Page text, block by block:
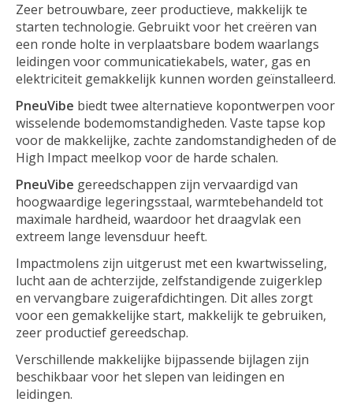
Zeer betrouwbare, zeer productieve, makkelijk te
starten technologie. Gebruikt voor het creëren van
een ronde holte in verplaatsbare bodem waarlangs
leidingen voor communicatiekabels, water, gas en
elektriciteit gemakkelijk kunnen worden geïnstalleerd.
PneuVibe biedt twee alternatieve kopontwerpen voor
wisselende bodemomstandigheden. Vaste tapse kop
voor de makkelijke, zachte zandomstandigheden of de
High Impact meelkop voor de harde schalen.
PneuVibe gereedschappen zijn vervaardigd van
hoogwaardige legeringsstaal, warmtebehandeld tot
maximale hardheid, waardoor het draagvlak een
extreem lange levensduur heeft.
Impactmolens zijn uitgerust met een kwartwisseling,
lucht aan de achterzijde, zelfstandigende zuigerklep
en vervangbare zuigerafdichtingen. Dit alles zorgt
voor een gemakkelijke start, makkelijk te gebruiken,
zeer productief gereedschap.
Verschillende makkelijke bijpassende bijlagen zijn
beschikbaar voor het slepen van leidingen en
leidingen.